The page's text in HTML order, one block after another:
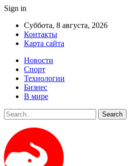
Sign in
Суббота, 8 августа, 2026
Контакты
Карта сайта
Новости
Спорт
Технологии
Бизнес
В мире